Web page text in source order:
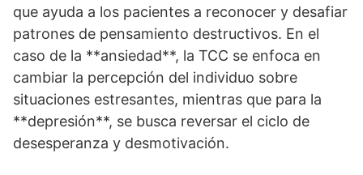
que ayuda a los pacientes a reconocer y desafiar
patrones de pensamiento destructivos. En el
caso de la **ansiedad**, la TCC se enfoca en
cambiar la percepción del individuo sobre
situaciones estresantes, mientras que para la
**depresión**, se busca reversar el ciclo de
desesperanza y desmotivación.